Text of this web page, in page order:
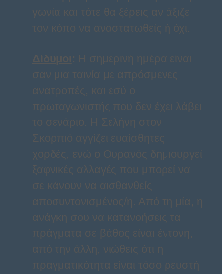
γωνία και τότε θα ξέρεις αν άξιζε
τον κόπο να αναστατωθείς ή όχι.
Δίδυμοι: Η σημερινή ημέρα είναι
σαν μια ταινία με απρόσμενες
ανατροπές, και εσύ ο
πρωταγωνιστής που δεν έχει λάβει
το σενάριο. Η Σελήνη στον
Σκορπιό αγγίζει ευαίσθητες
χορδές, ενώ ο Ουρανός δημιουργεί
ξαφνικές αλλαγές που μπορεί να
σε κάνουν να αισθανθείς
αποσυντονισμένος/η. Από τη μία, η
ανάγκη σου να κατανοήσεις τα
πράγματα σε βάθος είναι έντονη,
από την άλλη, νιώθεις ότι η
πραγματικότητα είναι τόσο ρευστή